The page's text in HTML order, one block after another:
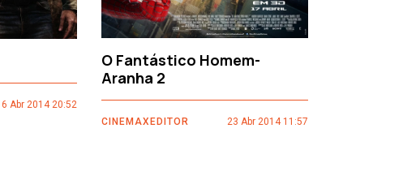
Abr 2014 20:52
O Fantástico Homem-
Aranha 2
CINEMAXEDITOR 23 Abr 2014 11:57